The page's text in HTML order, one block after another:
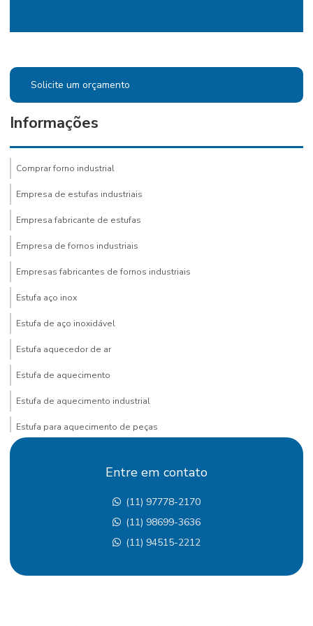
Solicite um orçamento
Informações
Comprar forno industrial
Empresa de estufas industriais
Empresa fabricante de estufas
Empresa de fornos industriais
Empresas fabricantes de fornos industriais
Estufa aço inox
Estufa de aço inoxidável
Estufa aquecedor de ar
Estufa de aquecimento
Estufa de aquecimento industrial
Estufa para aquecimento de peças
Estufa continua pintura eletrostática
Estufa contínua de secagem
Entre em contato
(11) 97778-2170
(11) 98699-3636
(11) 94515-2212